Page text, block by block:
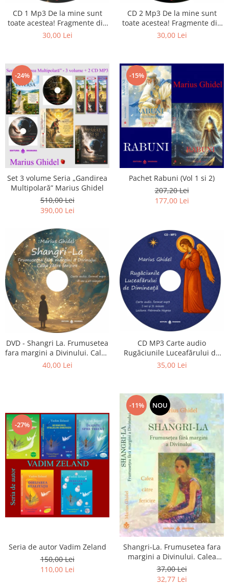
Literatura
Psihologie
Stiinta
CD 1 Mp3 De la mine sunt
toate acestea! Fragmente din
cărțile lui Marius Ghidel
30,00 Lei
CD 2 Mp3 De la mine sunt
toate acestea! Fragmente din
cărțile lui Marius Ghidel
30,00 Lei
-24%
Set 3 volume Seria „Gandirea
Multipolară” Marius Ghidel
510,00 Lei
390,00 Lei
-15%
Pachet Rabuni (Vol 1 si 2)
207,20 Lei
177,00 Lei
DVD - Shangri La. Frumusetea
fara margini a Divinului. Calea
catre fericire
40,00 Lei
CD MP3 Carte audio
Rugăciunile Luceafărului de
dimineață
35,00 Lei
-27%
Seria de autor Vadim Zeland
150,00 Lei
110,00 Lei
-11% NOU
Shangri-La. Frumusetea fara
margini a Divinului. Calea
catre fericire
37,00 Lei
32,77 Lei